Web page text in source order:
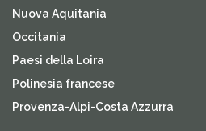
Nuova Aquitania
Occitania
Paesi della Loira
Polinesia francese
Provenza-Alpi-Costa Azzurra